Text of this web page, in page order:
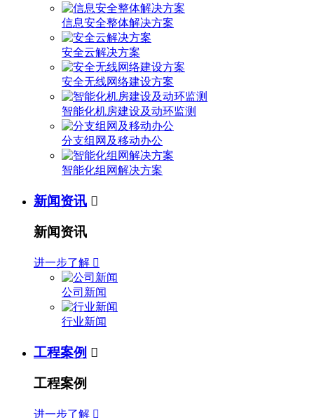
信息安全整体解决方案
安全云解决方案
安全无线网络建设方案
智能化机房建设及动环监测
分支组网及移动办公
智能化组网解决方案
新闻资讯 
新闻资讯
进一步了解 
公司新闻
行业新闻
工程案例 
工程案例
进一步了解 